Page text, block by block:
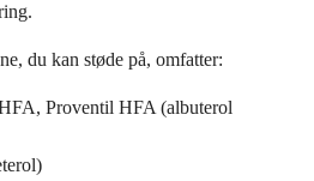
du kan støde på, omfatter:
Proventil HFA (albuterol